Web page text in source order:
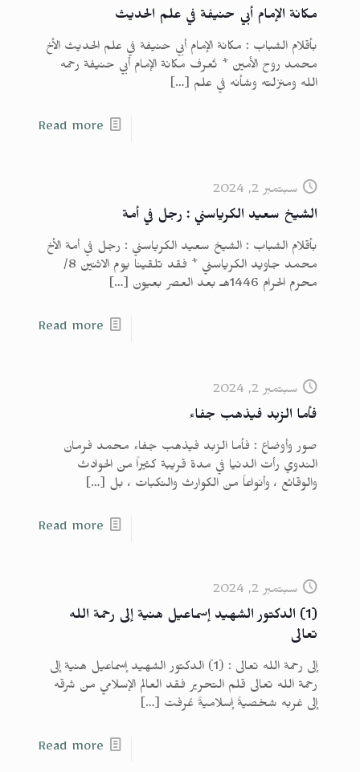
مكانة الإمام أبي حنيفة في علم الحديث
بأقلام الشباب : مكانة الإمام أبي حنيفة في علم الحديث الأخ
محمد روح الأمين * تُعرف مكانة الإمام أبي حنيفة رحمه
الله ومنزلته وشأنه في علم […]
Read more
سبتمبر 2, 2024
الشيخ سعيد الكرياسني : رجل في أمة
بأقلام الشباب : الشيخ سعيد الكرياسني : رجل في أمة الأخ
محمد جاويد الكرياسني * فقد تلقينا يوم الاثنين 8/
محرم الحرام 1446هـ بعد العصر بعيون
[…]
Read more
سبتمبر 2, 2024
فأما الزبد فيذهب جفاء
صور وأوضاع : فأما الزبد فيذهب جفاء محمد فرمان
الندوي رأت الدنيا في مدة قريبة كثيراً من الحوادث
والوقائع ، وأنواعاً من الكوارث والنكبات ، بل […]
Read more
سبتمبر 2, 2024
(1) الدكتور الشهيد إسماعيل هنية إلى رحمة الله
تعالى
إلى رحمة الله تعالى : (1) الدكتور الشهيد إسماعيل هنية إلى
رحمة الله تعالى قلم التحرير فقد العالم الإسلامي من شرقه
إلى غربه شخصيةً إسلاميةً عُرفت […]
Read more